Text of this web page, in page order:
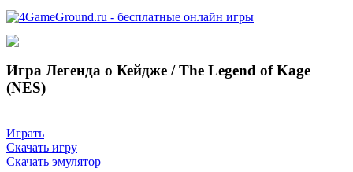
Игра Легенда о Кейдже / The Legend of Kage
(NES)
Играть
Скачать игру
Скачать эмулятор